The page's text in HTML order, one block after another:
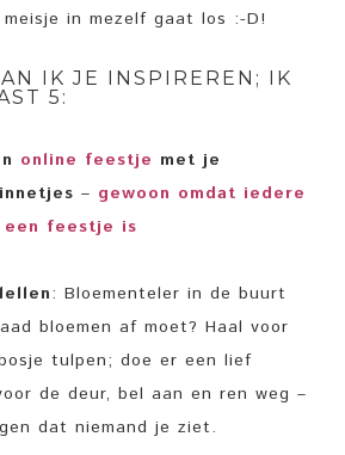
in mezelf gaat los :-D!
IK JE INSPIREREN; IK
5:
online feestje met je
– gewoon omdat iedere
feestje is
: Bloementeler in de buurt
bloemen af moet? Haal voor
tulpen; doe er een lief
de deur, bel aan en ren weg –
dat niemand je ziet.